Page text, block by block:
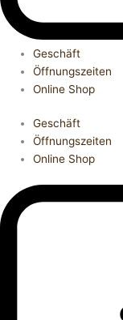
Geschäft
Öffnungszeiten
Online Shop
Geschäft
Öffnungszeiten
Online Shop